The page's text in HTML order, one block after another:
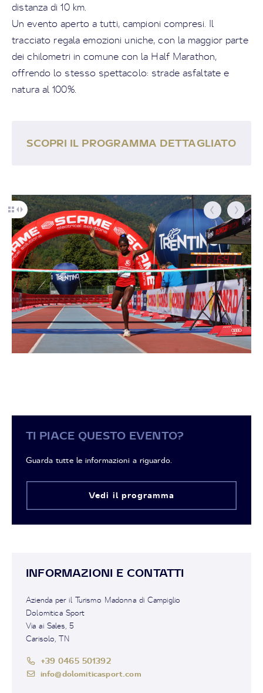
distanza di 10 km.
Un evento aperto a tutti, campioni compresi. Il
tracciato regala emozioni uniche, con la maggior parte
dei chilometri in comune con la Half Marathon,
offrendo lo stesso spettacolo: strade asfaltate e
natura al 100%.
SCOPRI IL PROGRAMMA DETTAGLIATO
TI PIACE QUESTO EVENTO?
Guarda tutte le informazioni a riguardo.
Vedi il programma
INFORMAZIONI E CONTATTI
Azienda per il Turismo Madonna di Campiglio
Dolomitica Sport
Via ai Sales, 5
Carisolo, TN
+39 0465 501392
info@dolomiticasport.com